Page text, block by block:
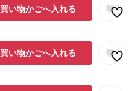
買い物かごへ入れる
買い物かごへ入れる